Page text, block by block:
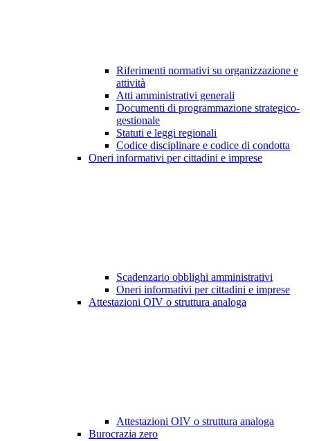
Riferimenti normativi su organizzazione e
attività
Atti amministrativi generali
Documenti di programmazione strategico-
gestionale
Statuti e leggi regionali
Codice disciplinare e codice di condotta
Oneri informativi per cittadini e imprese
Scadenzario obblighi amministrativi
Oneri informativi per cittadini e imprese
Attestazioni OIV o struttura analoga
Attestazioni OIV o struttura analoga
Burocrazia zero